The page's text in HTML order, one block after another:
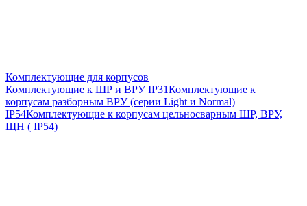
Комплектующие для корпусов
Комплектующие к ШР и ВРУ IP31Комплектующие к
корпусам разборным ВРУ (серии Light и Normal)
IP54Комплектующие к корпусам цельносварным ШР, ВРУ,
ЩН ( IP54)